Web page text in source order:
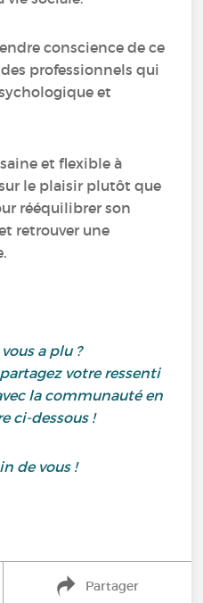
conscience de ce
professionnels qui
et
et flexible à
le plaisir plutôt que
rééquilibrer son
retrouver une
a plu ?
votre ressenti
la communauté en
ci-dessous !
de vous !
Partager